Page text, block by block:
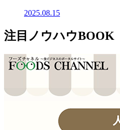
2025.08.15
注目ノウハウBOOK